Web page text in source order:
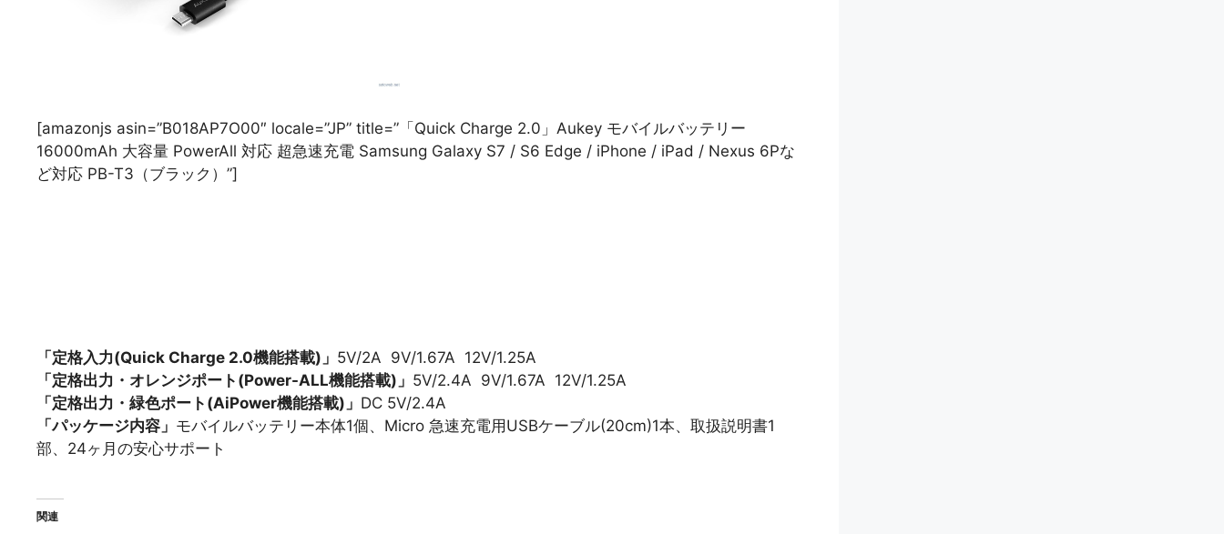
[amazonjs asin=”B018AP7O00″ locale=”JP” title=”「Quick Charge 2.0」Aukey モバイルバッテリー
16000mAh 大容量 PowerAll 対応 超急速充電 Samsung Galaxy S7 / S6 Edge / iPhone / iPad / Nexus 6Pな
ど対応 PB-T3（ブラック）”]
「定格入力(Quick Charge 2.0機能搭載)」 5V/2A 9V/1.67A 12V/1.25A
「定格出力・オレンジポート(Power-ALL機能搭載)」 5V/2.4A 9V/1.67A 12V/1.25A
「定格出力・緑色ポート(AiPower機能搭載)」 DC 5V/2.4A
「パッケージ内容」 モバイルバッテリー本体1個、Micro 急速充電用USBケーブル(20cm)1本、取扱説明書1
部、24ヶ月の安心サポート
関連